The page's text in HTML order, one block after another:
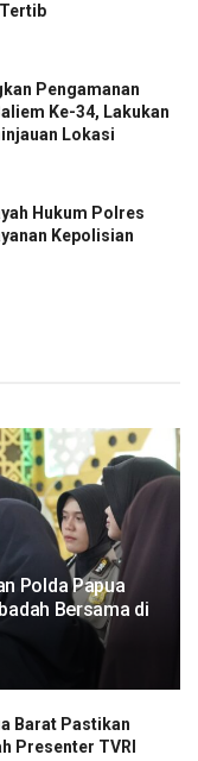
Pengamanan
Ke-34, Lakukan
Lokasi
Hukum Polres
Kepolisian
Polda Papua
Bersama di
Barat Pastikan
Presenter TVRI